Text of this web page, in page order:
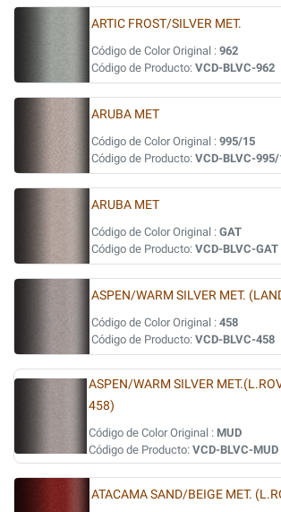
ARTIC FROST/SILVER MET.
Código de Color Original : 962
Código de Producto: VCD-BLVC-962
ARUBA MET
Código de Color Original : 995/15
Código de Producto: VCD-BLVC-
ARUBA MET
Código de Color Original : GAT
Código de Producto: VCD-BLVC-GAT
ASPEN/WARM SILVER MET.
Código de Color Original : 458
Código de Producto: VCD-BLVC-458
ASPEN/WARM SILVER
458)
Código de Color Original : MUD
Código de Producto: VCD-BLVC-MUD
ATACAMA SAND/BEIGE MET.